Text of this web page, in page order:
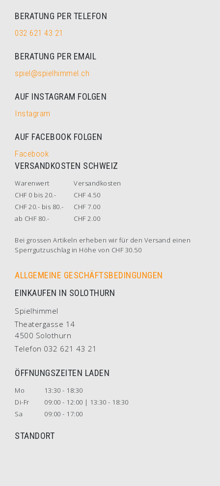
BERATUNG PER TELEFON
032 621 43 21
BERATUNG PER EMAIL
spiel@spielhimmel.ch
AUF INSTAGRAM FOLGEN
Instagram
AUF FACEBOOK FOLGEN
Facebook
VERSANDKOSTEN SCHWEIZ
Warenwert
Versandkosten
CHF 0 bis 20.-
CHF 4.50
CHF 20.- bis 80.-
CHF 7.00
ab CHF 80.-
CHF 2.00
Bei grossen Artikeln erheben wir für den Versand einen
Sperrgutzuschlag in Höhe von CHF 30.50
ALLGEMEINE GESCHÄFTSBEDINGUNGEN
EINKAUFEN IN SOLOTHURN
Spielhimmel
Theatergasse 14
4500 Solothurn
Telefon 032 621 43 21
ÖFFNUNGSZEITEN LADEN
Mo
13:30 - 18:30
Di-Fr
09:00 - 12:00 | 13:30 - 18:30
Sa
09:00 - 17:00
STANDORT